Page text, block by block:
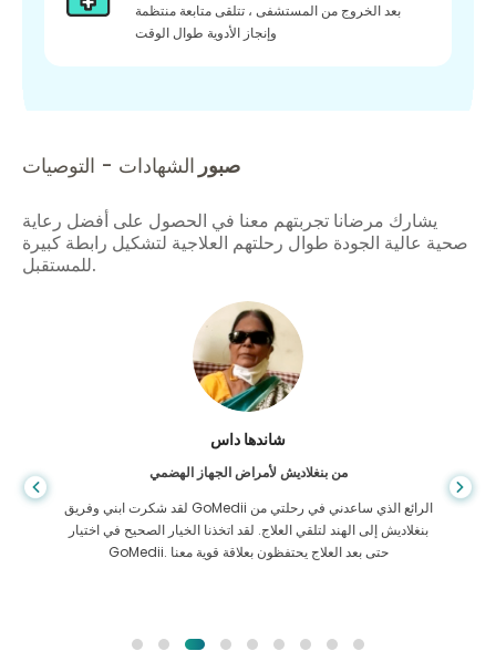
بعد الخروج من المستشفى ، تتلقى متابعة منتظمة
وإنجاز الأدوية طوال الوقت
صبور الشهادات - التوصيات
يشارك مرضانا تجربتهم معنا في الحصول على أفضل رعاية
صحية عالية الجودة طوال رحلتهم العلاجية لتشكيل رابطة كبيرة
للمستقبل.
شاندها داس
من بنغلاديش لأمراض الجهاز الهضمي
لقد شكرت ابني وفريق GoMedii الرائع الذي ساعدني في رحلتي من
بنغلاديش إلى الهند لتلقي العلاج. لقد اتخذنا الخيار الصحيح في اختيار
GoMedii. حتى بعد العلاج يحتفظون بعلاقة قوية معنا